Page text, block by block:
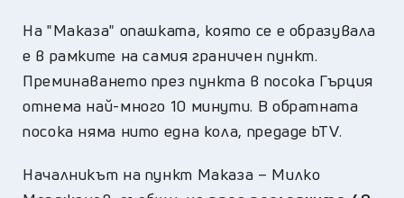
На "Маказа" опашката, която се е образувала
е в рамките на самия граничен пункт.
Преминаването през пункта в посока Гърция
отнема най-много 10 минути. В обратната
посока няма нито една кола, предаде bTV.
Началникът на пункт Маказа – Милко